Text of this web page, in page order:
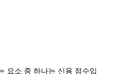
요소 중 하나는 신용 점수입